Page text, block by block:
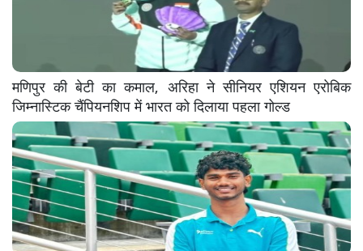
मणिपुर की बेटी का कमाल, अरिहा ने सीनियर एशियन एरोबिक
जिम्नास्टिक चैंपियनशिप में भारत को दिलाया पहला गोल्ड